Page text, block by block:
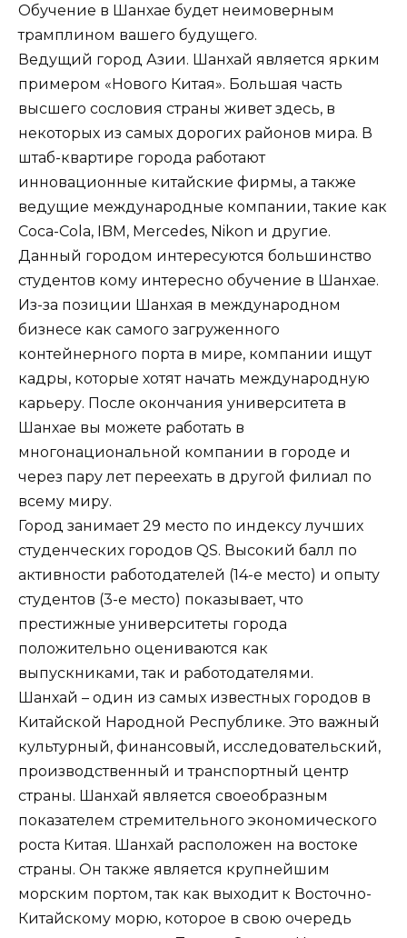
Обучение в Шанхае будет неимоверным
трамплином вашего будущего.
Ведущий город Азии. Шанхай является ярким
примером «Нового Китая». Большая часть
высшего сословия страны живет здесь, в
некоторых из самых дорогих районов мира. В
штаб-квартире города работают
инновационные китайские фирмы, а также
ведущие международные компании, такие как
Coca-Cola, IBM, Mercedes, Nikon и другие.
Данный городом интересуются большинство
студентов кому интересно обучение в Шанхае.
Из-за позиции Шанхая в международном
бизнесе как самого загруженного
контейнерного порта в мире, компании ищут
кадры, которые хотят начать международную
карьеру. После окончания университета в
Шанхае вы можете работать в
многонациональной компании в городе и
через пару лет переехать в другой филиал по
всему миру.
Город занимает 29 место по индексу лучших
студенческих городов QS. Высокий балл по
активности работодателей (14-е место) и опыту
студентов (3-е место) показывает, что
престижные университеты города
положительно оцениваются как
выпускниками, так и работодателями.
Шанхай – один из самых известных городов в
Китайской Народной Республике. Это важный
культурный, финансовый, исследовательский,
производственный и транспортный центр
страны. Шанхай является своеобразным
показателем стремительного экономического
роста Китая. Шанхай расположен на востоке
страны. Он также является крупнейшим
морским портом, так как выходит к Восточно-
Китайскому морю, которое в свою очередь